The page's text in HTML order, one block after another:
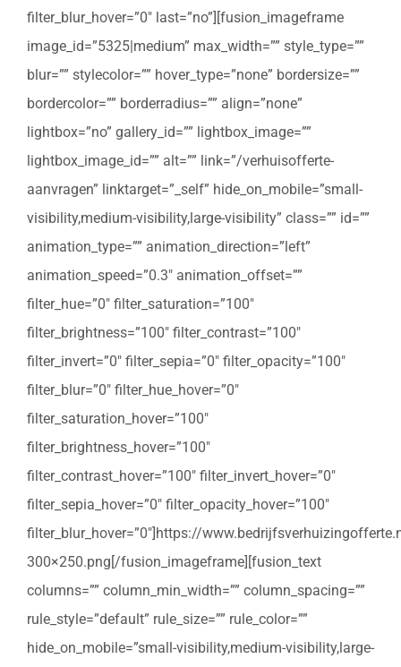
filter_blur_hover=”0″ last=”no”][fusion_imageframe
image_id=”5325|medium” max_width=”” style_type=””
blur=”” stylecolor=”” hover_type=”none” bordersize=””
bordercolor=”” borderradius=”” align=”none”
lightbox=”no” gallery_id=”” lightbox_image=””
lightbox_image_id=”” alt=”” link=”/verhuisofferte-
aanvragen” linktarget=”_self” hide_on_mobile=”small-
visibility,medium-visibility,large-visibility” class=”” id=””
animation_type=”” animation_direction=”left”
animation_speed=”0.3″ animation_offset=””
filter_hue=”0″ filter_saturation=”100″
filter_brightness=”100″ filter_contrast=”100″
filter_invert=”0″ filter_sepia=”0″ filter_opacity=”100″
filter_blur=”0″ filter_hue_hover=”0″
filter_saturation_hover=”100″
filter_brightness_hover=”100″
filter_contrast_hover=”100″ filter_invert_hover=”0″
filter_sepia_hover=”0″ filter_opacity_hover=”100″
filter_blur_hover=”0″]https://
300×250.png[/fusion_imageframe][fusion_text
columns=”” column_min_width=”” column_spacing=””
rule_style=”default” rule_size=”” rule_color=””
hide_on_mobile=”small-visibility,medium-visibility,large-